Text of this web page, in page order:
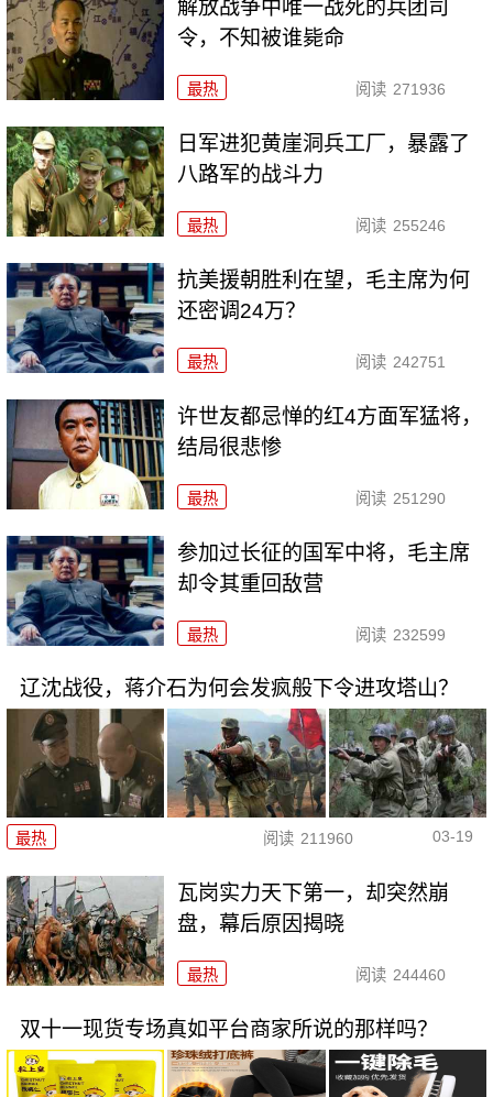
解放战争中唯一战死的兵团司
令，不知被谁毙命
最热 阅读 271936
日军进犯黄崖洞兵工厂，暴露了
八路军的战斗力
最热 阅读 255246
抗美援朝胜利在望，毛主席为何
还密调24万？
最热 阅读 242751
许世友都忌惮的红4方面军猛将，
结局很悲惨
最热 阅读 251290
参加过长征的国军中将，毛主席
却令其重回敌营
最热 阅读 232599
辽沈战役，蒋介石为何会发疯般下令进攻塔山？
最热 阅读 211960 03-19
瓦岗实力天下第一，却突然崩
盘，幕后原因揭晓
最热 阅读 244460
双十一现货专场真如平台商家所说的那样吗？